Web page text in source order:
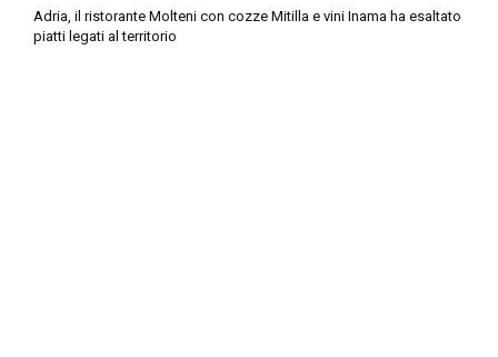
Adria, il ristorante Molteni con cozze Mitilla e vini Inama ha esaltato
piatti legati al territorio